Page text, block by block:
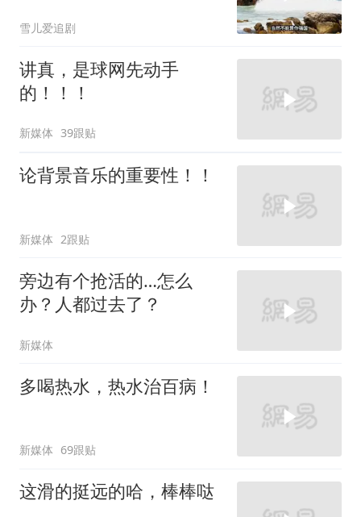
雪儿爱追剧
讲真，是球网先动手
的！！！
新媒体 39跟贴
论背景音乐的重要性！！
新媒体 2跟贴
旁边有个抢活的…怎么
办？人都过去了？
新媒体
多喝热水，热水治百病！
新媒体 69跟贴
这滑的挺远的哈，棒棒哒